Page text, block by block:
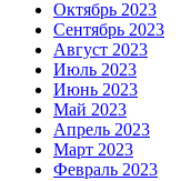
Октябрь 2023
Сентябрь 2023
Август 2023
Июль 2023
Июнь 2023
Май 2023
Апрель 2023
Март 2023
Февраль 2023